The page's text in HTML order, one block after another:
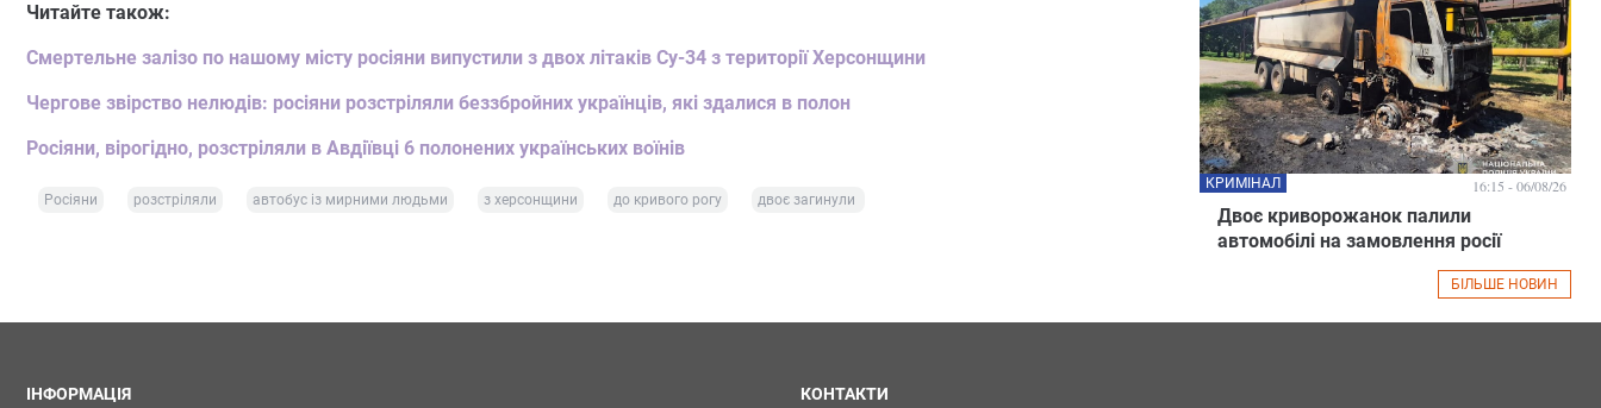
Читайте також:
Смертельне залізо по нашому місту росіяни випустили з двох літаків Су-34 з території Херсонщини
Чергове звірство нелюдів: росіяни розстріляли беззбройних українців, які здалися в полон
Росіяни, вірогідно, розстріляли в Авдіївці 6 полонених українських воїнів
Росіяни розстріляли автобус із мирними людьми з херсонщини до кривого рогу двоє загинули
Двоє криворожанок палили
автомобілі на замовлення росії
КРИМІНАЛ 16:15 - 06/08/26
БІЛЬШЕ НОВИН
ІНФОРМАЦІЯ КОНТАКТИ